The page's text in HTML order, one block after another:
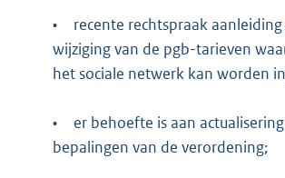
•
recente rechtspraak
wijziging van de pgb-tarieven
het sociale netwerk kan worden
•
er behoefte is aan
bepalingen van de verordening;